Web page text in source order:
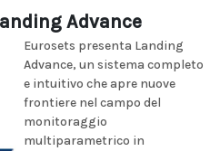
Advance
Eurosets presenta Landing
Advance, un sistema completo
e intuitivo che apre nuove
frontiere nel campo del
monitoraggio
multiparametrico in